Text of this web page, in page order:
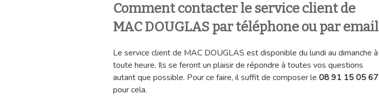
Comment contacter le service client de
MAC DOUGLAS par téléphone ou par email
Le service client de MAC DOUGLAS est disponible du lundi au dimanche à
toute heure. Ils se feront un plaisir de répondre à toutes vos questions
autant que possible. Pour ce faire, il suffit de composer le 08 91 15 05 67
pour cela.